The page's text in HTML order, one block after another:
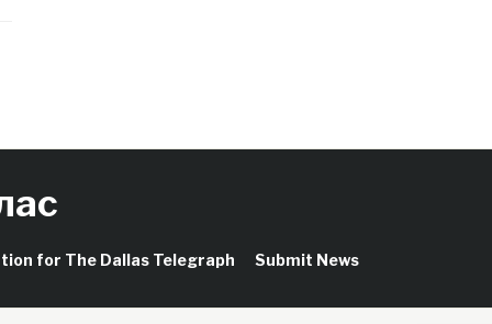
for The Dallas Telegraph Submit News